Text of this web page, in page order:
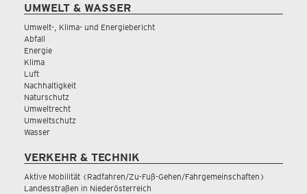
UMWELT & WASSER
Umwelt-, Klima- und Energiebericht
Abfall
Energie
Klima
Luft
Nachhaltigkeit
Naturschutz
Umweltrecht
Umweltschutz
Wasser
VERKEHR & TECHNIK
Aktive Mobilität (Radfahren/Zu-Fuß-Gehen/Fahrgemeinschaften)
Landesstraßen in Niederösterreich